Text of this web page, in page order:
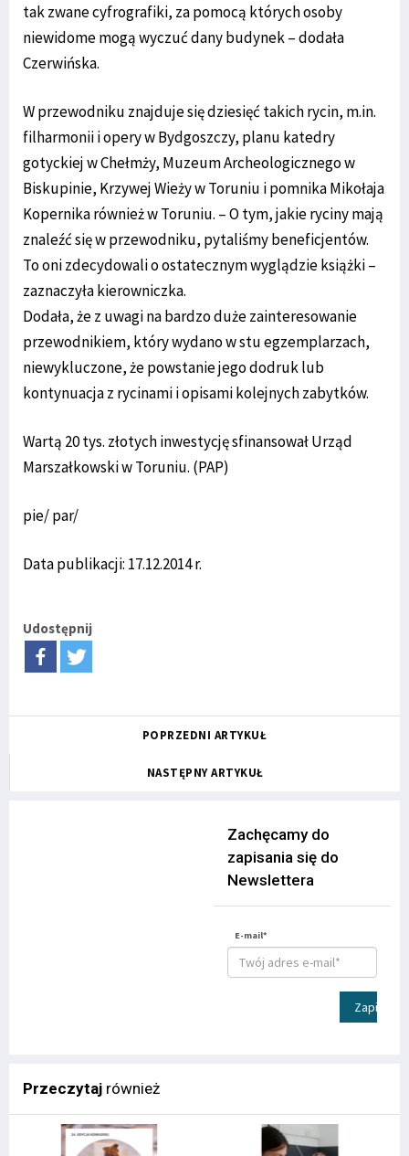
tak zwane cyfrografiki, za pomocą których osoby
niewidome mogą wyczuć dany budynek – dodała
Czerwińska.
W przewodniku znajduje się dziesięć takich rycin, m.in.
filharmonii i opery w Bydgoszczy, planu katedry
gotyckiej w Chełmży, Muzeum Archeologicznego w
Biskupinie, Krzywej Wieży w Toruniu i pomnika Mikołaja
Kopernika również w Toruniu. – O tym, jakie ryciny mają
znaleźć się w przewodniku, pytaliśmy beneficjentów.
To oni zdecydowali o ostatecznym wyglądzie książki –
zaznaczyła kierowniczka.
Dodała, że z uwagi na bardzo duże zainteresowanie
przewodnikiem, który wydano w stu egzemplarzach,
niewykluczone, że powstanie jego dodruk lub
kontynuacja z rycinami i opisami kolejnych zabytków.
Wartą 20 tys. złotych inwestycję sfinansował Urząd
Marszałkowski w Toruniu. (PAP)
pie/ par/
Data publikacji: 17.12.2014 r.
Udostępnij
POPRZEDNI ARTYKUŁ
NASTĘPNY ARTYKUŁ
Zachęcamy do
zapisania się do
Newslettera
E-mail*
Zapisz
Przeczytaj również